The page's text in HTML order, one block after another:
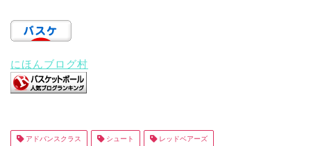
にほんブログ村
アドバンスクラス シュート レッドベアーズ